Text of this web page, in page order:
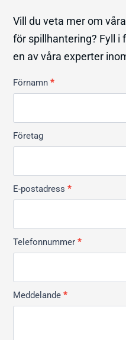
Vill du veta mer om
för spillhantering? Fyll
en av våra experter
Kontakt
Förnamn*
Företag
E-postadress*
Telefonnummer*
Meddelande*